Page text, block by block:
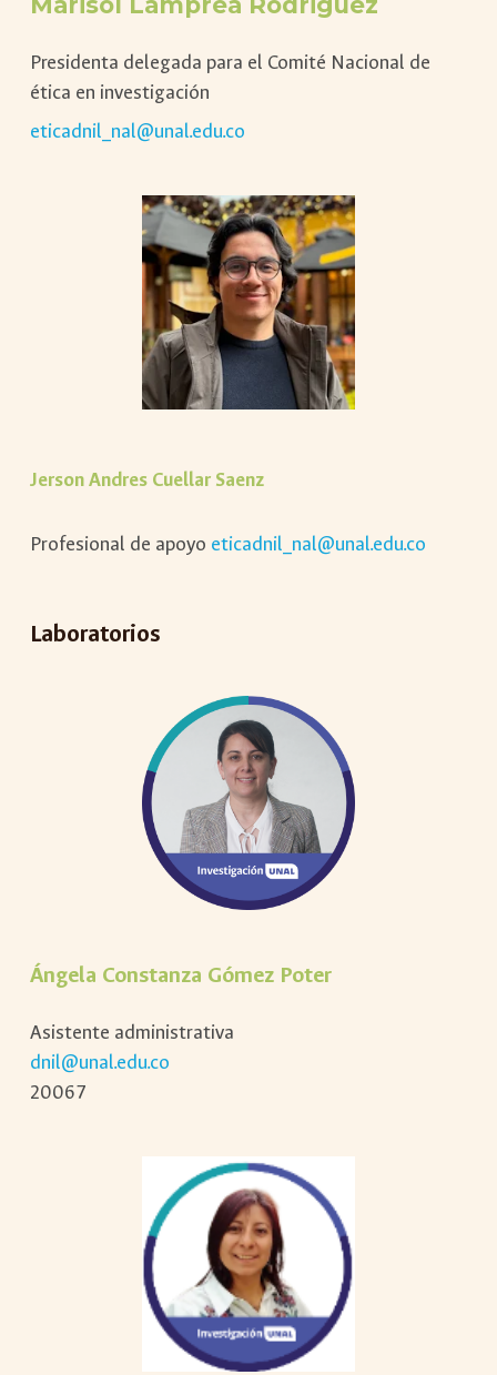
Presidenta delegada para el Comité Nacional de
ética en investigación
eticadnil_nal@unal.edu.co
Jerson Andres Cuellar Saenz
Profesional de apoyo eticadnil_nal@unal.edu.co
Laboratorios
Ángela Constanza Gómez Poter
Asistente administrativa
dnil@unal.edu.co
20067